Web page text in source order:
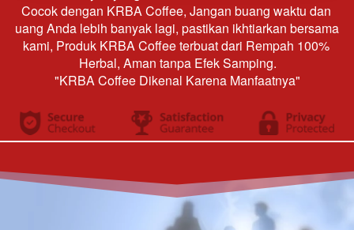
Cocok dengan KRBA Coffee, Jangan buang waktu dan
uang Anda lebih banyak lagi, pastikan ikhtiarkan bersama
kami, Produk KRBA Coffee terbuat dari Rempah 100%
Herbal, Aman tanpa Efek Samping.
"KRBA Coffee Dikenal Karena Manfaatnya"